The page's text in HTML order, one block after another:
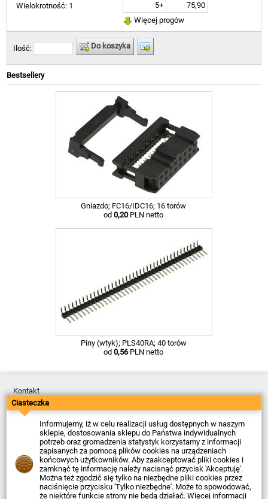
Wielokrotność: 1
5+
75,90
Więcej progów
Ilość: Do koszyka
Bestsellery
Gniazdo; FC16/IDC16; 16 torów
od 0,20 PLN netto
Piny (wtyk); PLS40RA; 40 torów
od 0,56PLN netto
Kontakt
Dostawa
Płatność
Zwroty
Reklamacje
Regulamin
Polityka Prywatności
O Firmie
Data ostatniej aktualizacji: 2026-08-06
© Firma Piekarz Sp. z o.o. 2000-2026
Ciasteczka
Informujemy, iż w celu realizacji usług dostępnych w naszym
sklepie, dostosowania sklepu do Państwa indywidualnych
potrzeb oraz gromadzenia statystyk korzystamy z informacji
zapisanych za pomocą plików cookies na urządzeniach
końcowych użytkowników. Aby zaakceptować pliki cookies i
zamknąć tę informację należy nacisnąć przycisk 'Akceptuję'.
Można też zgodzić się tylko na niezbędne pliki cookies przez
naciśnięcie przycisku 'Tylko niezbędne'. Może to spowodować,
że niektóre funkcje strony nie będą działać. Więcej informacji